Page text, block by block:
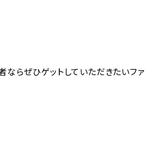
らぜひゲットしていただきたいファ